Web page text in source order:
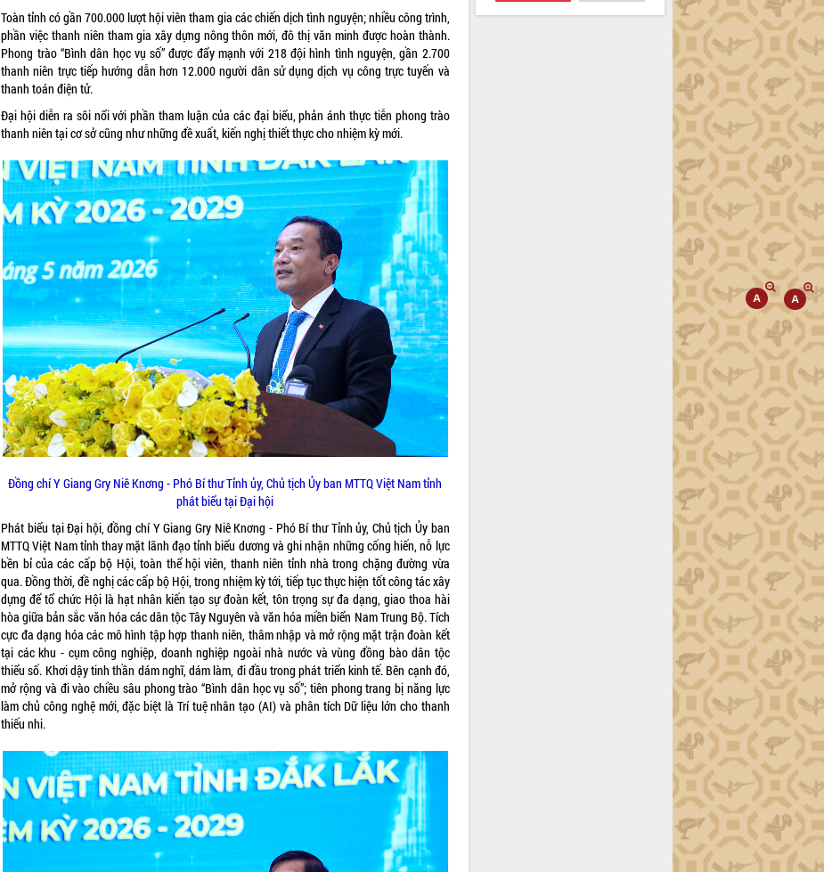
Toàn tỉnh có gần 700.000 lượt hội viên tham gia các chiến dịch tình nguyện; nhiều công trình,
phần việc thanh niên tham gia xây dựng nông thôn mới, đô thị văn minh được hoàn thành.
Phong trào “Bình dân học vụ số” được đẩy mạnh với 218 đội hình tình nguyện, gần 2.700
thanh niên trực tiếp hướng dẫn hơn 12.000 người dân sử dụng dịch vụ công trực tuyến và
thanh toán điện tử.
Đại hội diễn ra sôi nổi với phần tham luận của các đại biểu, phản ánh thực tiễn phong trào
thanh niên tại cơ sở cũng như những đề xuất, kiến nghị thiết thực cho nhiệm kỳ mới.
Đồng chí Y Giang Gry Niê Knơng - Phó Bí thư Tỉnh ủy, Chủ tịch Ủy ban MTTQ Việt Nam tỉnh
phát biểu tại Đại hội
Phát biểu tại Đại hội, đồng chí Y Giang Gry Niê Knơng - Phó Bí thư Tỉnh ủy, Chủ tịch Ủy ban
MTTQ Việt Nam tỉnh thay mặt lãnh đạo tỉnh biểu dương và ghi nhận những cống hiến, nỗ lực
bền bỉ của các cấp bộ Hội, toàn thể hội viên, thanh niên tỉnh nhà trong chặng đường vừa
qua. Đồng thời, đề nghị các cấp bộ Hội, trong nhiệm kỳ tới, tiếp tục thực hiện tốt công tác xây
dựng để tổ chức Hội là hạt nhân kiến tạo sự đoàn kết, tôn trọng sự đa dạng, giao thoa hài
hòa giữa bản sắc văn hóa các dân tộc Tây Nguyên và văn hóa miền biển Nam Trung Bộ. Tích
cực đa dạng hóa các mô hình tập hợp thanh niên, thâm nhập và mở rộng mặt trận đoàn kết
tại các khu - cụm công nghiệp, doanh nghiệp ngoài nhà nước và vùng đồng bào dân tộc
thiểu số. Khơi dậy tinh thần dám nghĩ, dám làm, đi đầu trong phát triển kinh tế. Bên cạnh đó,
mở rộng và đi vào chiều sâu phong trào “Bình dân học vụ số”; tiên phong trang bị năng lực
làm chủ công nghệ mới, đặc biệt là Trí tuệ nhân tạo (AI) và phân tích Dữ liệu lớn cho thanh
thiếu nhi.